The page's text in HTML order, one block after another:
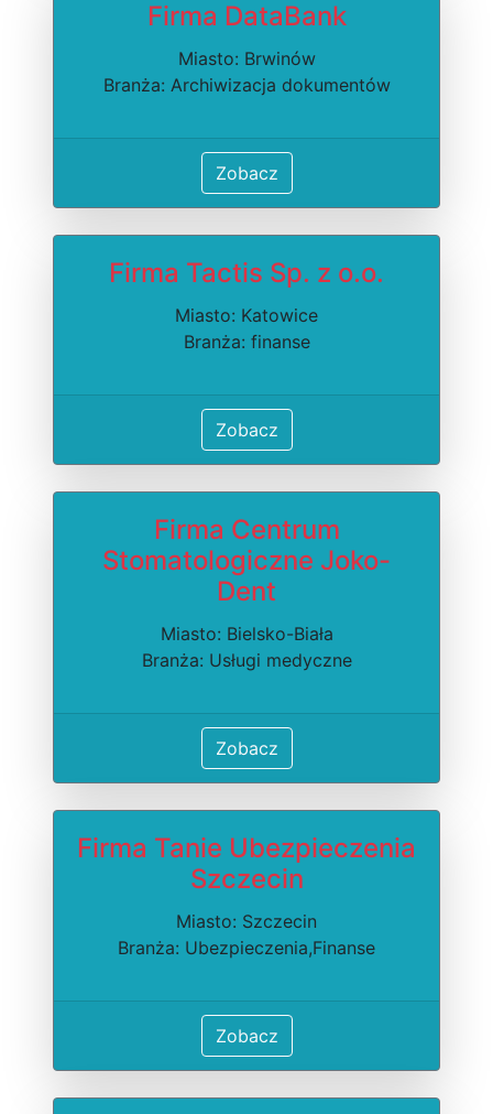
Firma DataBank
Miasto: Brwinów
Branża: Archiwizacja dokumentów
Zobacz
Firma Tactis Sp. z o.o.
Miasto: Katowice
Branża: finanse
Zobacz
Firma Centrum
Stomatologiczne Joko-
Dent
Miasto: Bielsko-Biała
Branża: Usługi medyczne
Zobacz
Firma Tanie Ubezpieczenia
Szczecin
Miasto: Szczecin
Branża: Ubezpieczenia,Finanse
Zobacz